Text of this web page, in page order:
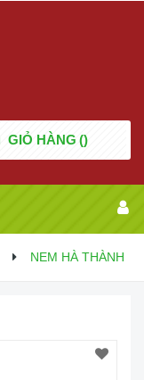
GIỎ HÀNG ()
NEM HÀ THÀNH